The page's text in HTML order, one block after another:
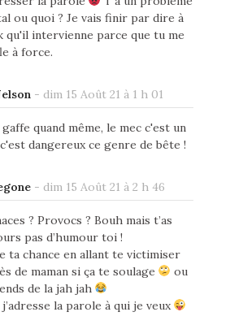
ou quoi ? Je vais finir par dire à
qu'il intervienne parce que tu me
à force.
- dim 15 Août 21 à 1 h 01
gaffe quand même, le mec c'est un
dangereux ce genre de bête !
- dim 15 Août 21 à 2 h 46
? Provocs ? Bouh mais t’as
pas d’humour toi !
ta chance en allant te victimiser
de maman si ça te soulage
ou
de la jah jah
la parole à qui je veux